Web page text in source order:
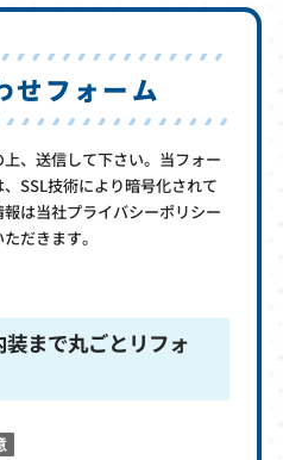
せフォーム
、送信して下さい。当フォー
SSL技術により暗号化されて
は当社プライバシーポリシー
だきます。
装まで丸ごとリフォ